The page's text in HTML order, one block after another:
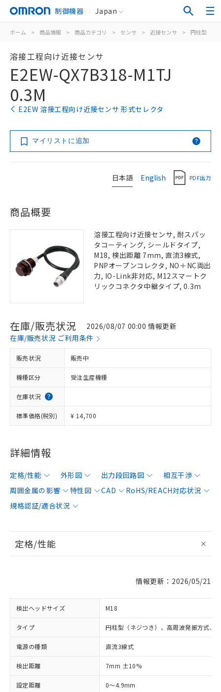
制御機器 Japan
ホーム > 商品情報 > 商品カテゴリ > センサ > 近接センサ > 円柱型
溶接工程向け近接センサ
E2EW-QX7B318-M1TJ
0.3M
E2EW 溶接工程向け近接センサ 形式セレクタ
マイリストに追加
日本語 English PDF出力
商品概要
溶接工程向け近接センサ, 耐スパッ
タコーティング, シールドタイプ,
M18, 検出距離 7mm, 直流3線式,
PNPオープンコレクタ, NO＋NC両出
力, IO-Link非対応, M12スマートク
リックコネクタ中継タイプ, 0.3m
在庫/販売状況
2026/08/07 00:00 情報更新
在庫/販売状況 ご利用条件
販売状況 販売中
機種区分 受注生産機種
在庫状況
標準価格(税別) ¥ 14,700
詳細情報
定格/性能 外形図 出力段回路図
相互干渉
周囲金属の影響
特性図 CAD
RoHS/REACH対応状況
規格認証/適合状況
定格/性能
情報更新：2026/05/21
検出ヘッドサイズ M18
タイプ 円柱型（ネジつき）、高周波発振方式、
電源の種類 直流3線式
検出距離 7mm ±10%
設定距離 0～4.9mm